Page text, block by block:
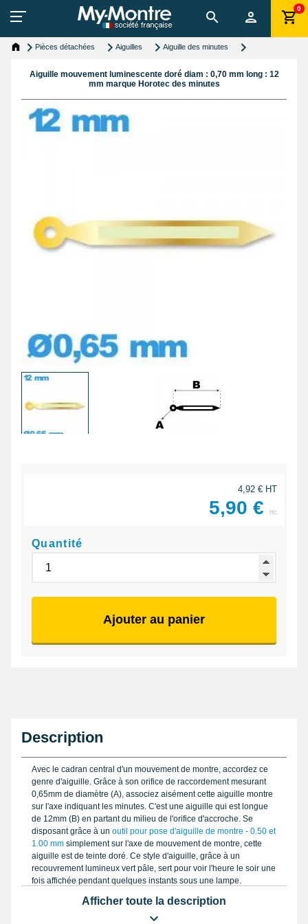
0
Pièces détachées Aiguilles Aiguille des minutes
Aiguille mouvement luminescente doré diam : 0,70 mm long : 12
mm marque Horotec des minutes
4,92 € HT
5,90 € ttc
Quantité
Ajouter au panier
Description
Avec le cadran central d'un mouvement de montre, accordez ce
genre d'aiguille. Grâce à son orifice de raccordement mesurant
0,65mm de diamètre (A), associez aisément cette aiguille montre
sur l'axe indiquant les minutes. C'est une aiguille qui est longue
de 12mm (B) en partant du milieu de l'orifice d'accroche. Se
disposant grâce à un outil pour pose d'aiguille de montre - 0.50 et
1.00 mm simplement sur l'axe de mouvement de montre, cette
aiguille est de teinte doré. Ce style d'aiguille, grâce à un
recouvrement lumineux vert pâle, sert pour voir l'heure le soir une
fois affichée pendant quelques instants sous une lampe.
Affiche un orifice d'attache de 0,65mm.
Afficher toute la description